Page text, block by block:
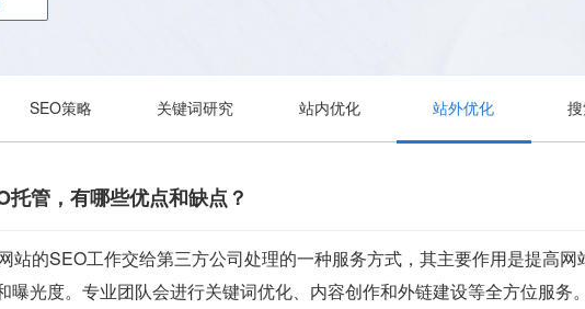
SEO策略 关键词研究 站内优化 站外优化
托管，有哪些优点和缺点？
站的SEO工作交给第三方公司处理的一种服务方式，其主要作用是提高
曝光度。专业团队会进行关键词优化、内容创作和外链建设等全方位服务